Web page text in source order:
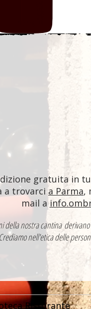
gratuita in
a trovarci a Parma,
mail a
della nostra cantina
nell'etica delle
Ristorante